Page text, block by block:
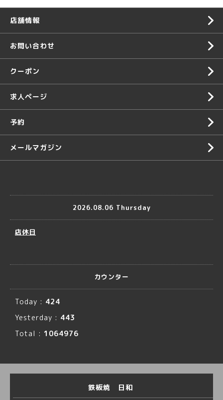
店舗情報
お問い合わせ
クーポン
求人ページ
予約
メールマガジン
2026.08.06 Thursday
店休日
カウンター
Today : 424
Yesterday : 443
Total : 1064976
鉄板焼 日和